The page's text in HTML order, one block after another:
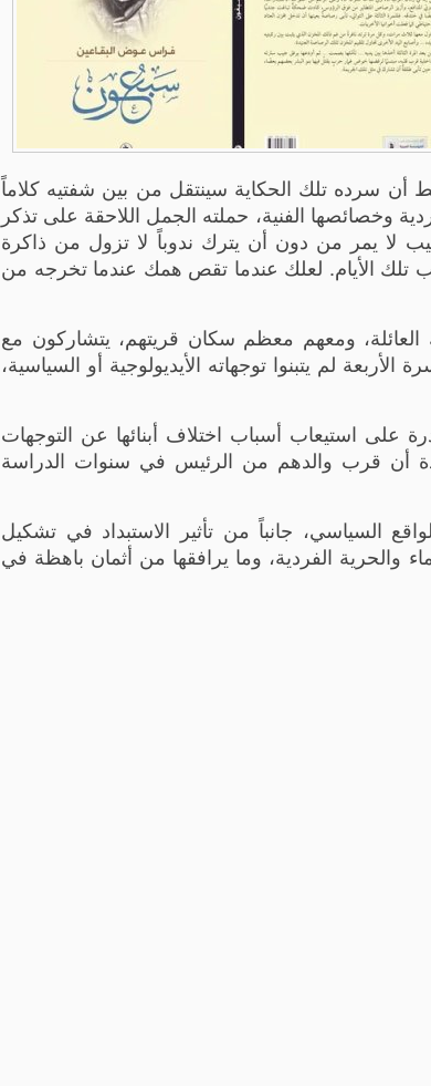
أن سرده تلك الحكاية سينتقل من بين شفتيه كلاماً
وخصائصها الفنية، حملته الجمل اللاحقة على تذكر
لا يمر من دون أن يترك ندوباً لا تزول من ذاكرة
تلك الأيام. لعلك عندما تقص همك عندما تخرجه من
ومعهم معظم سكان قريتهم، يتشاركون مع
الأربعة لم يتبنوا توجهاته الأيديولوجية أو السياسية،
على استيعاب أسباب اختلاف أبنائها عن التوجهات
أن قرب والدهم من الرئيس في سنوات الدراسة
السياسي، جانباً من تأثير الاستبداد في تشكيل
والحرية الفردية، وما يرافقها من أثمان باهظة في